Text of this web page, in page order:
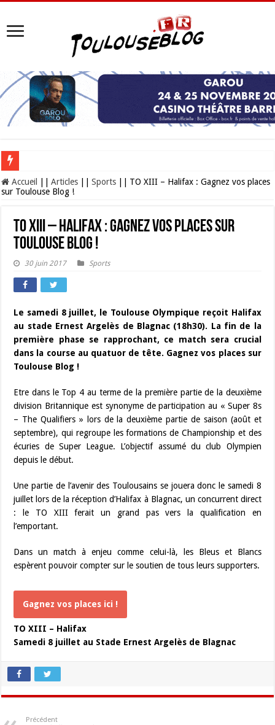
Les Nocturnes de la Cité de l’espace 2026 : l’événement incontournable de
Accueil Articles Sports
TO XIII – Halifax : Gagnez vos places
sur Toulouse Blog !
TO XIII – Halifax : Gagnez vos places sur
Toulouse Blog !
30 juin 2017 Sports
Le samedi 8 juillet, le Toulouse Olympique reçoit Halifax
au stade Ernest Argelès de Blagnac (18h30). La fin de la
première phase se rapprochant, ce match sera crucial
dans la course au quatuor de tête. Gagnez vos places sur
Toulouse Blog !
Etre dans le Top 4 au terme de la première partie de la deuxième
division Britannique est synonyme de participation au « Super 8s
– The Qualifiers » lors de la deuxième partie de saison (août et
septembre), qui regroupe les formations de Championship et des
écuries de Super League. L’objectif assumé du club Olympien
depuis le début.
Une partie de l’avenir des Toulousains se jouera donc le samedi 8
juillet lors de la réception d’Halifax à Blagnac, un concurrent direct
: le TO XIII ferait un grand pas vers la qualification en
l’emportant.
Dans un match à enjeu comme celui-là, les Bleus et Blancs
espèrent pouvoir compter sur le soutien de tous leurs supporters.
Gagnez vos places ici !
TO XIII – Halifax
Samedi 8 juillet au Stade Ernest Argelès de Blagnac
Précédent